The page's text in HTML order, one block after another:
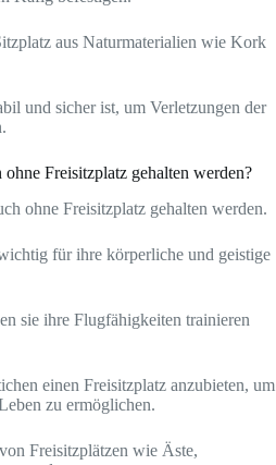
aus Naturmaterialien wie Kork
und sicher ist, um Verletzungen der
Freisitzplatz gehalten werden?
ohne Freisitzplatz gehalten werden.
für ihre körperliche und geistige
sie ihre Flugfähigkeiten trainieren
einen Freisitzplatz anzubieten, um
zu ermöglichen.
Freisitzplätzen wie Äste,